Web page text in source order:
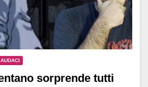
sorprende tutti